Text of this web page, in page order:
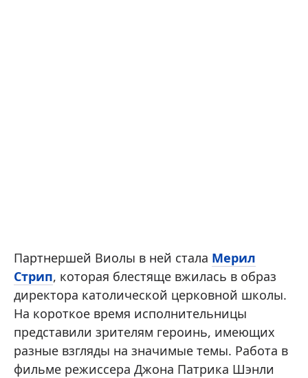
Партнершей Виолы в ней стала Мерил
Стрип, которая блестяще вжилась в образ
директора католической церковной школы.
На короткое время исполнительницы
представили зрителям героинь, имеющих
разные взгляды на значимые темы. Работа в
фильме режиссера Джона Патрика Шэнли